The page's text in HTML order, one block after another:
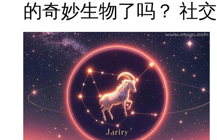
的奇妙生物了吗？ 社